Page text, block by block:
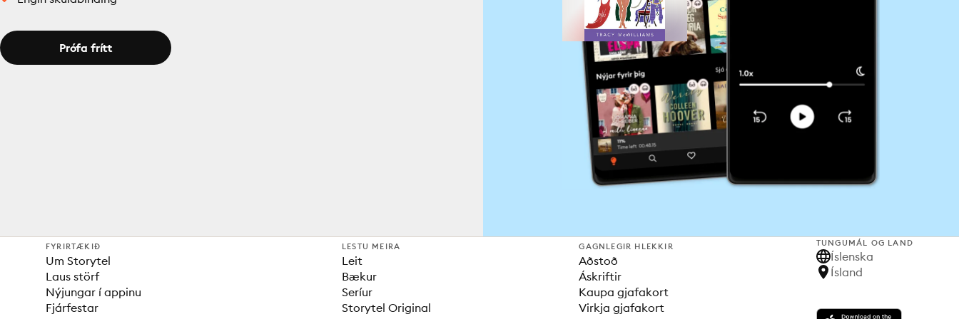
Prófa frítt
FYRIRTÆKIÐ
Um Storytel
Laus störf
Nýjungar í appinu
Fjárfestar
LESTU MEIRA
Leit
Bækur
Seríur
Storytel Original
GAGNLEGIR HLEKKIR
Aðstoð
Áskriftir
Kaupa gjafakort
Virkja gjafakort
TUNGUMÁL OG LAND
Íslenska
Ísland